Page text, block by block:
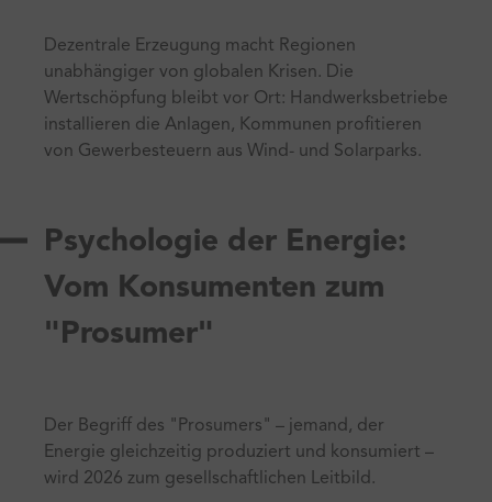
Dezentrale Erzeugung macht Regionen
unabhängiger von globalen Krisen. Die
Wertschöpfung bleibt vor Ort: Handwerksbetriebe
installieren die Anlagen, Kommunen profitieren
von Gewerbesteuern aus Wind- und Solarparks.
Psychologie der Energie:
Vom Konsumenten zum
"Prosumer"
Der Begriff des "Prosumers" – jemand, der
Energie gleichzeitig produziert und konsumiert –
wird 2026 zum gesellschaftlichen Leitbild.